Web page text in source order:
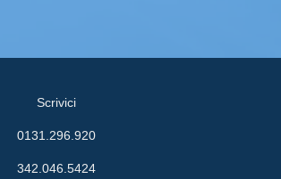
Scrivici
0131.296.920
342.046.5424